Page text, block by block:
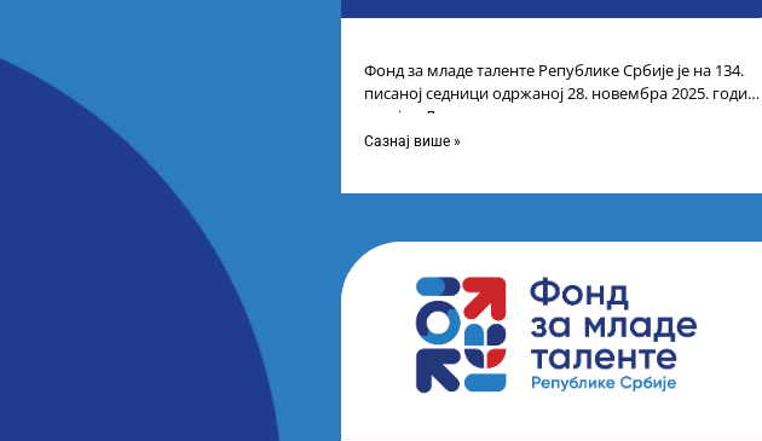
Фонд за младе таленте Републике Србије је на 134.
писаној седници одржаној 28. новембра 2025. године
усвојио Листу коначних резултата
Сазнај више »